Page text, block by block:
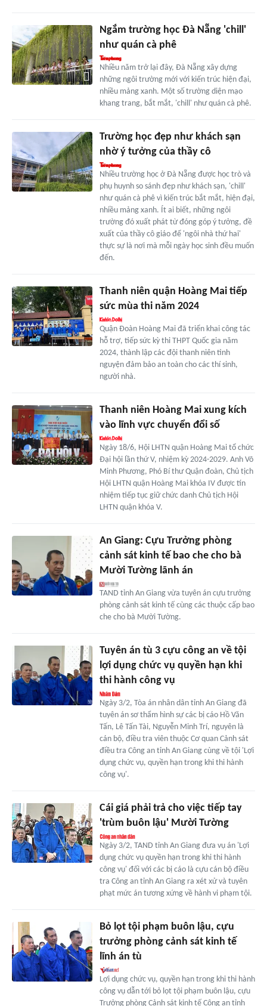
Ngắm trường học Đà Nẵng 'chill'
như quán cà phê
Nhiều năm trở lại đây, Đà Nẵng xây dựng
những ngôi trường mới với kiến trúc hiện đại,
nhiều mảng xanh. Một số trường diện mạo
khang trang, bắt mắt, 'chill' như quán cà phê.
Trường học đẹp như khách sạn
nhờ ý tưởng của thầy cô
Nhiều trường học ở Đà Nẵng được học trò và
phụ huynh so sánh đẹp như khách sạn, 'chill'
như quán cà phê vì kiến trúc bắt mắt, hiện đại,
nhiều mảng xanh. Ít ai biết, những ngôi
trường đó xuất phát từ đóng góp ý tưởng, đề
xuất của thầy cô giáo để 'ngôi nhà thứ hai'
thực sự là nơi mà mỗi ngày học sinh đều muốn
đến.
Thanh niên quận Hoàng Mai tiếp
sức mùa thi năm 2024
Quận Đoàn Hoàng Mai đã triển khai công tác
hỗ trợ, tiếp sức kỳ thi THPT Quốc gia năm
2024, thành lập các đội thanh niên tình
nguyện đảm bảo an toàn cho các thí sinh,
người nhà.
Thanh niên Hoàng Mai xung kích
vào lĩnh vực chuyển đổi số
Ngày 18/6, Hội LHTN quận Hoàng Mai tổ chức
Đại hội lần thứ V, nhiệm kỳ 2024-2029. Anh Võ
Minh Phương, Phó Bí thư Quận đoàn, Chủ tịch
Hội LHTN quận Hoàng Mai khóa IV được tín
nhiệm tiếp tục giữ chức danh Chủ tịch Hội
LHTN quận khóa V.
An Giang: Cựu Trưởng phòng
cảnh sát kinh tế bao che cho bà
Mười Tường lãnh án
TAND tỉnh An Giang vừa tuyên án cựu trưởng
phòng cảnh sát kinh tế cùng các thuộc cấp bao
che cho bà Mười Tường.
Tuyên án tù 3 cựu công an về tội
lợi dụng chức vụ quyền hạn khi
thi hành công vụ
Ngày 3/2, Tòa án nhân dân tỉnh An Giang đã
tuyên án sơ thẩm hình sự các bị cáo Hồ Văn
Tấn, Lê Tấn Tài, Nguyễn Minh Trí, nguyên là
cán bộ, điều tra viên thuộc Cơ quan Cảnh sát
điều tra Công an tỉnh An Giang cùng về tội 'Lợi
dụng chức vụ, quyền hạn trong khi thi hành
công vụ'.
Cái giá phải trả cho việc tiếp tay
'trùm buôn lậu' Mười Tường
Ngày 3/2, TAND tỉnh An Giang đưa vụ án 'Lợi
dụng chức vụ quyền hạn trong khi thi hành
công vụ' đối với các bị cáo là cựu cán bộ điều
tra Công an tỉnh An Giang ra xét xử và tuyên
phạt mức án tương xứng về hành vi phạm tội.
Bỏ lọt tội phạm buôn lậu, cựu
trưởng phòng cảnh sát kinh tế
lĩnh án tù
Lợi dụng chức vụ, quyền hạn trong khi thi hành
công vụ dẫn tới bỏ lọt tội phạm buôn lậu, cựu
Trưởng phòng Cảnh sát kinh tế Công an tỉnh